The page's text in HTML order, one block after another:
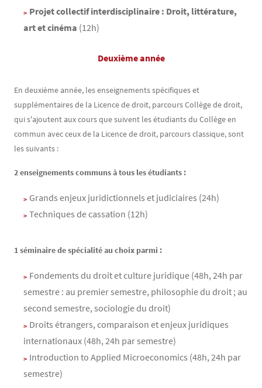
Projet collectif interdisciplinaire : Droit, littérature,
art et cinéma (12h)
Deuxième année
En deuxième année, les enseignements spécifiques et
supplémentaires de la Licence de droit, parcours Collège de droit,
qui s'ajoutent aux cours que suivent les étudiants du Collège en
commun avec ceux de la Licence de droit, parcours classique, sont
les suivants :
2 enseignements communs à tous les étudiants :
Grands enjeux juridictionnels et judiciaires (24h)
Techniques de cassation (12h)
1 séminaire de spécialité au choix parmi :
Fondements du droit et culture juridique (48h, 24h par
semestre : au premier semestre, philosophie du droit ; au
second semestre, sociologie du droit)
Droits étrangers, comparaison et enjeux juridiques
internationaux (48h, 24h par semestre)
Introduction to Applied Microeconomics (48h, 24h par
semestre)